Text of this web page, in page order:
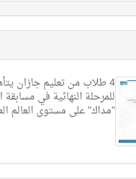
4 طلاب من تعليم جازان
للمرحلة النهائية في مسابقة
"مداك" على مستوى العالم